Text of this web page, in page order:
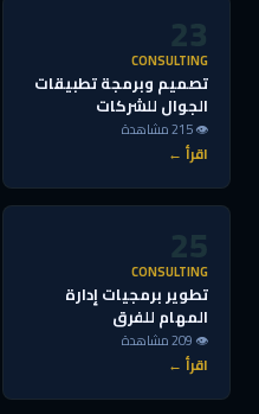
23
CONSULTING
تصميم وبرمجة تطبيقات
الجوال للشركات
👁 215 مشاهدة
اقرأ ←
25
CONSULTING
تطوير برمجيات إدارة
المهام للفرق
👁 209 مشاهدة
اقرأ ←